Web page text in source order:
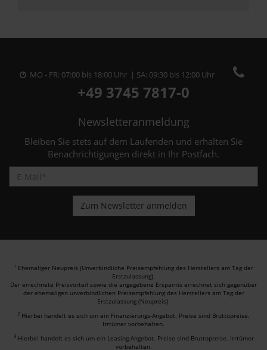
MO - FR: 07:00 bis 18:00 Uhr | SA: 09:30 bis 12:00 Uhr
+49 3745 7817-0
Newsletteranmeldung
Bleiben Sie stets auf dem Laufenden und erhalten Sie
Benachrichtigungen direkt in Ihr Postfach.
1 Ehemaliger Neupreis (Unverbindliche Preisempfehlung des Herstellers am Tag der
Erstzulassung).
Der errechnete Preisvorteil sowie die angegebene Ersparnis errechnet sich gegenüber
der ehemaligen unverbindlichen Preisempfehlung des Herstellers am Tag der
Erstzulassung (Neupreis).
2 Hierbei handelt es sich um ein Finanzierungs-Angebot. Preise sind Bruttopreise.
Irrtümer vorbehalten.
3 Hierbei handelt es sich um ein Leasing-Angebot. Preise sind Bruttopreise. Irrtümer
vorbehalten.